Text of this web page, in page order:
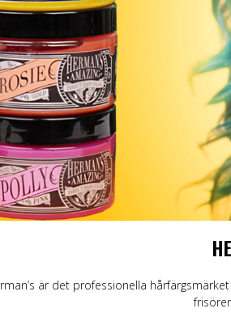
Kjolar
Korsetter & Underkläder
Strumpbyxor & Strumpor
Nitar
Pins
Strumpor
Hårvård
Schampo & Balsam
Hårfärgningsguide
är det professionella